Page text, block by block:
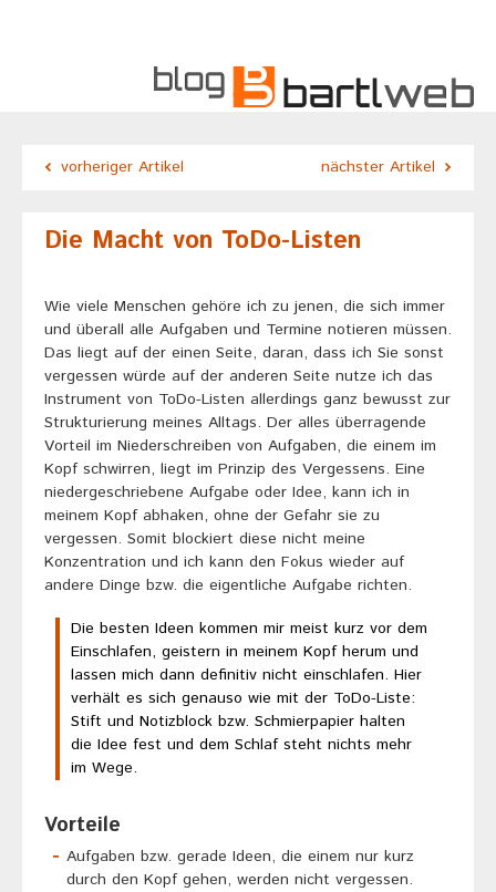
nächster Artikel
vorheriger Artikel
Die Macht von ToDo-Listen
Wie viele Menschen gehöre ich zu jenen, die sich immer
und überall alle Aufgaben und Termine notieren müssen.
Das liegt auf der einen Seite, daran, dass ich Sie sonst
vergessen würde auf der anderen Seite nutze ich das
Instrument von ToDo-Listen allerdings ganz bewusst zur
Strukturierung meines Alltags. Der alles überragende
Vorteil im Niederschreiben von Aufgaben, die einem im
Kopf schwirren, liegt im Prinzip des Vergessens. Eine
niedergeschriebene Aufgabe oder Idee, kann ich in
meinem Kopf abhaken, ohne der Gefahr sie zu
vergessen. Somit blockiert diese nicht meine
Konzentration und ich kann den Fokus wieder auf
andere Dinge bzw. die eigentliche Aufgabe richten.
Die besten Ideen kommen mir meist kurz vor dem
Einschlafen, geistern in meinem Kopf herum und
lassen mich dann definitiv nicht einschlafen. Hier
verhält es sich genauso wie mit der ToDo-Liste:
Stift und Notizblock bzw. Schmierpapier halten
die Idee fest und dem Schlaf steht nichts mehr
im Wege.
Vorteile
Aufgaben bzw. gerade Ideen, die einem nur kurz
durch den Kopf gehen, werden nicht vergessen.